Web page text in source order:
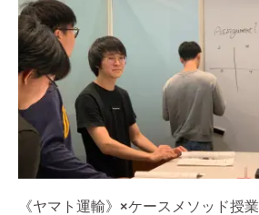
《ヤマト運輸》×ケースメソッド授業